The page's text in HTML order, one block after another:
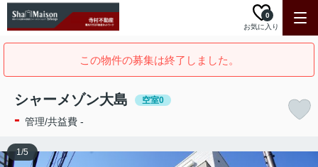
お気に入り
0
この物件の募集は終了しました。
シャーメゾン大島 空室0
- 管理/共益費 -
1/5